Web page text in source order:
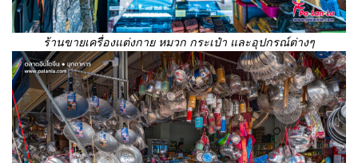
ร้านขายเครื่องแต่งกาย หมวก กระเป๋า และอุปกรณ์ต่างๆ